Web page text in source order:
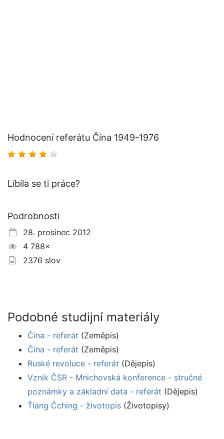
Hodnocení referátu Čína 1949-1976
Líbila se ti práce?
Podrobnosti
28. prosinec 2012
4 788×
2376 slov
Podobné studijní materiály
Čína - referát (Zeměpis)
Čína - referát (Zeměpis)
Ruské revoluce - referát (Dějepis)
Vznik ČSR - Mnichovská konference - stručné
poznámky a základní data - referát (Dějepis)
Ťiang Čching - životopis (Životopisy)